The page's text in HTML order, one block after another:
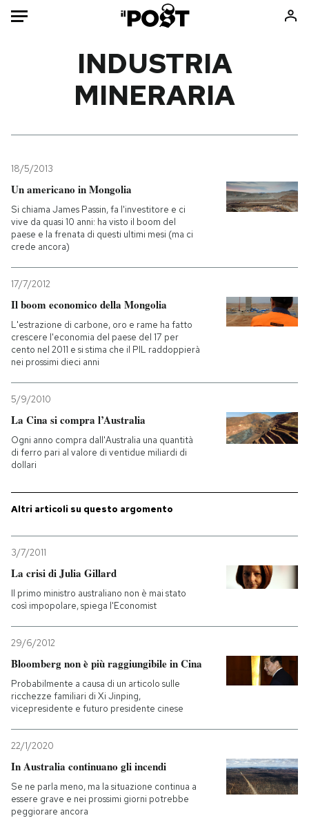
Mondo
Tecnologia
Internet
Scienza
Cultura
Economia
Libri
Ok Boomer!
Media
Europa
PODCAST
NEWSLETTER
I MIEI PREFERITI
CALENDARIO
Entra
INDUSTRIA
MINERARIA
18/5/2013
Un americano in Mongolia
Si chiama James Passin, fa l'investitore e ci
vive da quasi 10 anni: ha visto il boom del
paese e la frenata di questi ultimi mesi (ma ci
crede ancora)
17/7/2012
Il boom economico della Mongolia
L'estrazione di carbone, oro e rame ha fatto
crescere l'economia del paese del 17 per
cento nel 2011 e si stima che il PIL raddoppierà
nei prossimi dieci anni
5/9/2010
La Cina si compra l’Australia
Ogni anno compra dall'Australia una quantità
di ferro pari al valore di ventidue miliardi di
dollari
Altri articoli su questo argomento
3/7/2011
La crisi di Julia Gillard
Il primo ministro australiano non è mai stato
così impopolare, spiega l'Economist
29/6/2012
Bloomberg non è più raggiungibile in Cina
Probabilmente a causa di un articolo sulle
ricchezze familiari di Xi Jinping,
vicepresidente e futuro presidente cinese
22/1/2020
In Australia continuano gli incendi
Se ne parla meno, ma la situazione continua a
essere grave e nei prossimi giorni potrebbe
peggiorare ancora